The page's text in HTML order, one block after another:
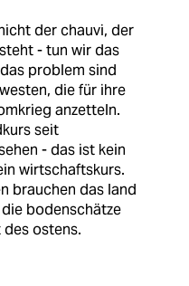
der chauvi, der
- tun wir das
problem sind
die für ihre
anzetteln.
seit
- das ist kein
wirtschaftskurs.
brauchen das land
bodenschätze
ostens.